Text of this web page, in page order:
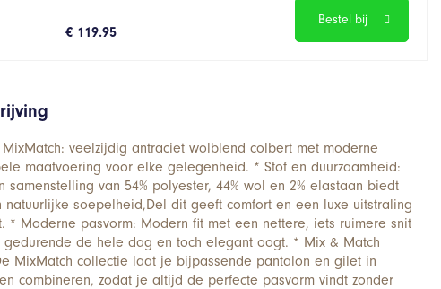
€ 119.95
Bestel bij
veelzijdig antraciet wolblend colbert met moderne
maatvoering voor elke gelegenheid. * Stof en duurzaamheid:
samenstelling van 54% polyester, 44% wol en 2% elastaan biedt
natuurlijke soepelheid,Del dit geeft comfort en een luxe uitstraling
* Moderne pasvorm: Modern fit met een nettere, iets ruimere snit
de hele dag en toch elegant oogt. * Mix & Match
MixMatch collectie laat je bijpassende pantalon en gilet in
combineren, zodat je altijd de perfecte pasvorm vindt zonder